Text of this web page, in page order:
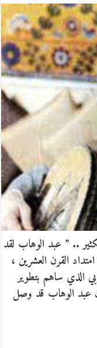
.. ” عبد الوهاب لقد
القرن العشرين ،
الذي ساهم بتطوير
عبد الوهاب قد وصل